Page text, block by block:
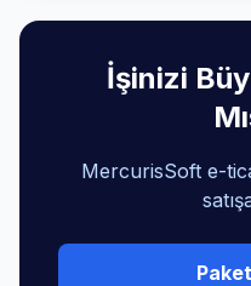
İşinizi
MercurisSoft e-